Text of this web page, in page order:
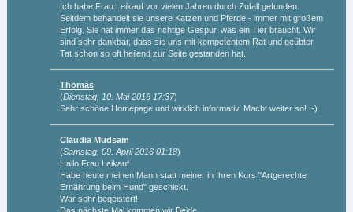
Ich habe Frau Leikauf vor vielen Jahren durch Zufall gefunden.
Seitdem behandelt sie unsere Katzen und Pferde - immer mit großem
Erfolg. Sie hat immer das richtige Gespür, was ein Tier braucht. Wir
sind sehr dankbar, dass sie uns mit kompetentem Rat und geübter
Tat schon so oft heilend zur Seite gestanden hat.
Thomas
(Dienstag, 10. Mai 2016 17:37)
Sehr schöne Homepage und wirklich informativ. Macht weiter so! :-)
Claudia Müdsam
(Samstag, 09. April 2016 01:18)
Hallo Frau Leikauf
Habe heute meinen Mann statt meiner in Ihren Kurs "Artgerechte
Ernährung beim Hund" geschickt.
War sehr begeistert!